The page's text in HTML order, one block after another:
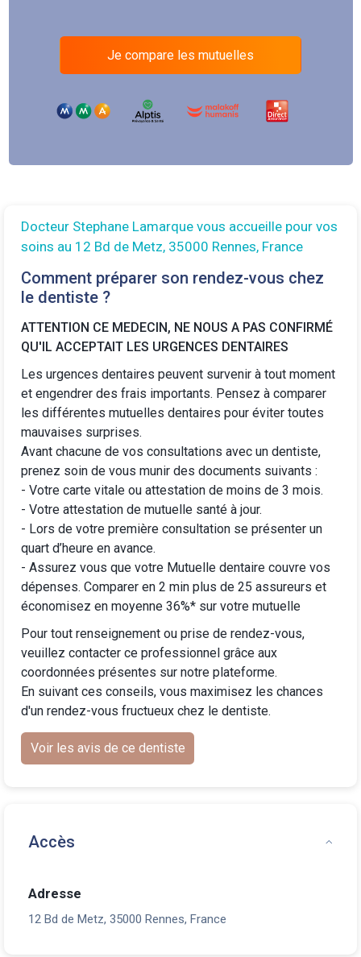
Je compare les mutuelles
Docteur Stephane Lamarque vous accueille pour vos
soins au 12 Bd de Metz, 35000 Rennes, France
Comment préparer son rendez-vous chez
le dentiste ?
ATTENTION CE MEDECIN, NE NOUS A PAS CONFIRMÉ
QU'IL ACCEPTAIT LES URGENCES DENTAIRES
Les urgences dentaires peuvent survenir à tout moment
et engendrer des frais importants. Pensez à comparer
les différentesmutuelles dentaires pour éviter toutes
mauvaises surprises.
Avant chacune de vos consultations avec un dentiste,
prenez soin de vous munir des documents suivants :
- Votre carte vitale ou attestation de moins de 3 mois.
- Votre attestation de mutuelle santé à jour.
- Lors de votre première consultation se présenter un
quart d’heure en avance.
-Assurez vous que votre Mutuelle dentaire couvre vos
dépenses. Comparer en 2 min plus de 25 assureurs et
économisez en moyenne 36%* sur votre mutuelle
Pour tout renseignement ou prise de rendez-vous,
veuillez contacter ce professionnel grâce aux
coordonnées présentes sur notre plateforme.
En suivant ces conseils, vous maximisez les chances
d'un rendez-vous fructueux chez le dentiste.
Voir les avis de ce dentiste
Accès
Adresse
12 Bd de Metz, 35000 Rennes, France